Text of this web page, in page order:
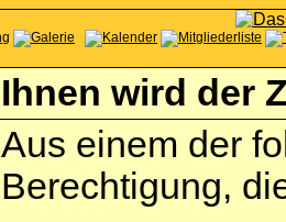
Ihnen wird der
Aus einem der
Berechtigung,